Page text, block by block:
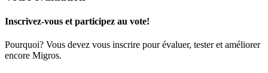
Inscrivez-vous et participez au vote!
Pourquoi? Vous devez vous inscrire pour évaluer, tester et améliorer
encore Migros.